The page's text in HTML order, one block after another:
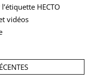
HECTO
vidéos